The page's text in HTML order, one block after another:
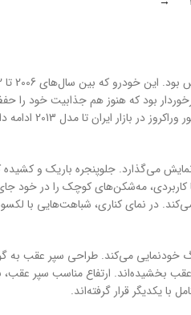
بود که هنوز هم جذابیت خود را
بازار ایران توسط
می‌گذارد. جلوپنجره باریک و
مه‌شکن‌های کوچک را در خود
خودنمایی می‌کند. طراحی سپر عقب
بخشیده‌اند. ارتفاع مناسب سپر عقب،
یکدیگر قرار گرفته‌اند.